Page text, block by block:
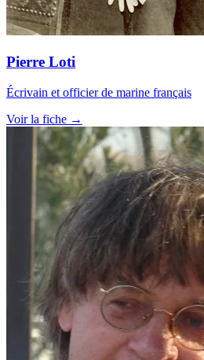
Pierre Loti
Écrivain et officier de marine français
Voir la fiche →